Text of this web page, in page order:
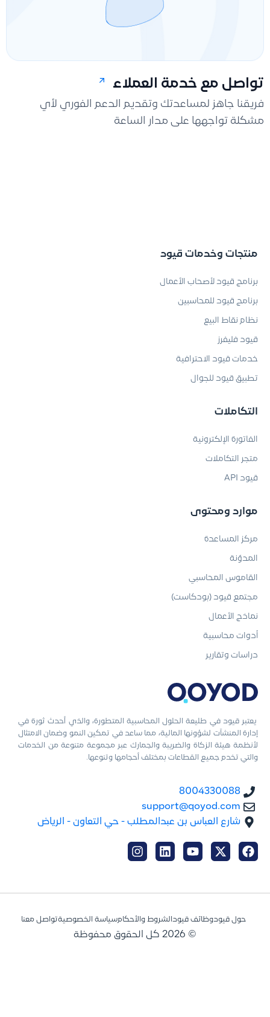
تواصل مع خدمة العملاء
فريقنا جاهز لمساعدتك وتقديم الدعم الفوري لأي
مشكلة تواجهها على مدار الساعة
يعتبر قيود في طليعة الحلول المحاسبية المتطورة، والذي أحدث ثورة في
إدارة المنشآت لشؤونها المالية، مما ساعد في تمكين النمو وضمان الامتثال
لأنظمة هيئة الزكاة والضريبة والجمارك عبر مجموعة متنوعة من الخدمات
والتي تخدم جميع القطاعات بمختلف أحجامها وتنوعها.
8004330088
support@qoyod.com
شارع العباس بن عبدالمطلب - حي التعاون - الرياض
منتجات وخدمات قيود
برنامج قيود لأصحاب الأعمال
برنامج قيود للمحاسبين
نظام نقاط البيع
قيود فليفرز
خدمات قيود الاحترافية
تطبيق قيود للجوال
التكاملات
الفاتورة الإلكترونية
متجر التكاملات
قيود API
موارد ومحتوى
مركز المساعدة
المدوّنة
القاموس المحاسبي
مجتمع قيود (بودكاست)
نماذج الأعمال
أدوات محاسبية
دراسات وتقارير
حول قيودوظائف قيود الشروط والأحكامسياسة الخصوصيةتواصل معنا
© 2026 كل الحقوق محفوظة